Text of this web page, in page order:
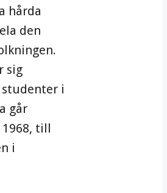
hårda
den
sig
i
går
till
i